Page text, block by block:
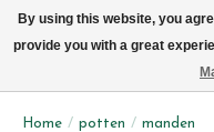
Home / potten / manden
By using this website, you
provide you with a great